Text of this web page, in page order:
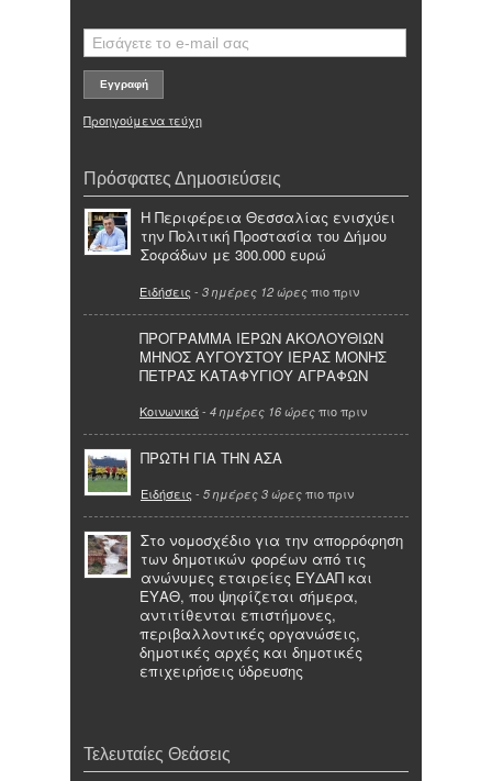
Προηγούμενα τεύχη
Πρόσφατες Δημοσιεύσεις
Η Περιφέρεια Θεσσαλίας ενισχύει
την Πολιτική Προστασία του Δήμου
Σοφάδων με 300.000 ευρώ
Ειδήσεις - 3 ημέρες 12 ώρες πιο πριν
ΠΡΟΓΡΑΜΜΑ ΙΕΡΩΝ ΑΚΟΛΟΥΘΙΩΝ
ΜΗΝΟΣ ΑΥΓΟΥΣΤΟΥ ΙΕΡΑΣ ΜΟΝΗΣ
ΠΕΤΡΑΣ ΚΑΤΑΦΥΓΙΟΥ ΑΓΡΑΦΩΝ
Κοινωνικά- 4 ημέρες 16 ώρες πιο πριν
ΠΡΩΤΗ ΓΙΑ ΤΗΝ ΑΣΑ
Ειδήσεις - 5 ημέρες 3 ώρες πιο πριν
Στο νομοσχέδιο για την απορρόφηση
των δημοτικών φορέων από τις
ανώνυμες εταιρείες ΕΥΔΑΠ και
ΕΥΑΘ, που ψηφίζεται σήμερα,
αντιτίθενται επιστήμονες,
περιβαλλοντικές οργανώσεις,
δημοτικές αρχές και δημοτικές
επιχειρήσεις ύδρευσης
Τελευταίες Θεάσεις